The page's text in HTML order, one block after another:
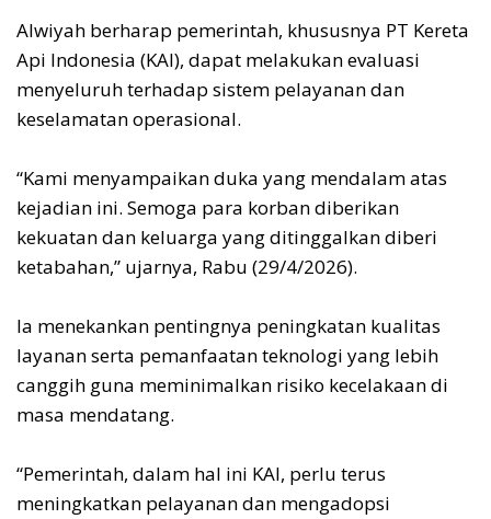
Alwiyah berharap pemerintah, khususnya PT Kereta
Api Indonesia (KAI), dapat melakukan evaluasi
menyeluruh terhadap sistem pelayanan dan
keselamatan operasional.
“Kami menyampaikan duka yang mendalam atas
kejadian ini. Semoga para korban diberikan
kekuatan dan keluarga yang ditinggalkan diberi
ketabahan,” ujarnya, Rabu (29/4/2026).
Ia menekankan pentingnya peningkatan kualitas
layanan serta pemanfaatan teknologi yang lebih
canggih guna meminimalkan risiko kecelakaan di
masa mendatang.
“Pemerintah, dalam hal ini KAI, perlu terus
meningkatkan pelayanan dan mengadopsi